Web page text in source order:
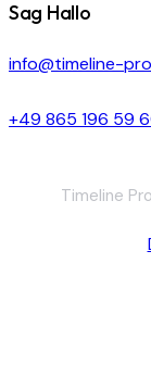
Sag Hallo
info@timeline-
+49 865 196 59
Timeline